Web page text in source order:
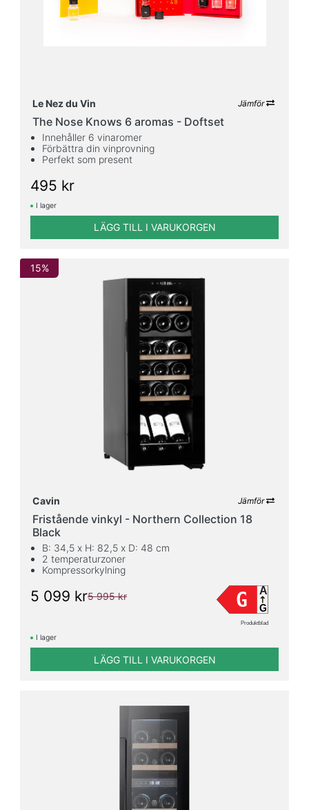
Le Nez du Vin Jämför
The Nose Knows 6 aromas - Doftset
Innehåller 6 vinaromer
Förbättra din vinprovning
Perfekt som present
495 kr
I lager
LÄGG TILL I VARUKORGEN
15%
Cavin Jämför
Fristående vinkyl - Northern Collection 18
Black
B: 34,5 x H: 82,5 x D: 48 cm
2 temperaturzoner
Kompressorkylning
5 099 kr5 995 kr G A
G
Produktblad
I lager
LÄGG TILL I VARUKORGEN